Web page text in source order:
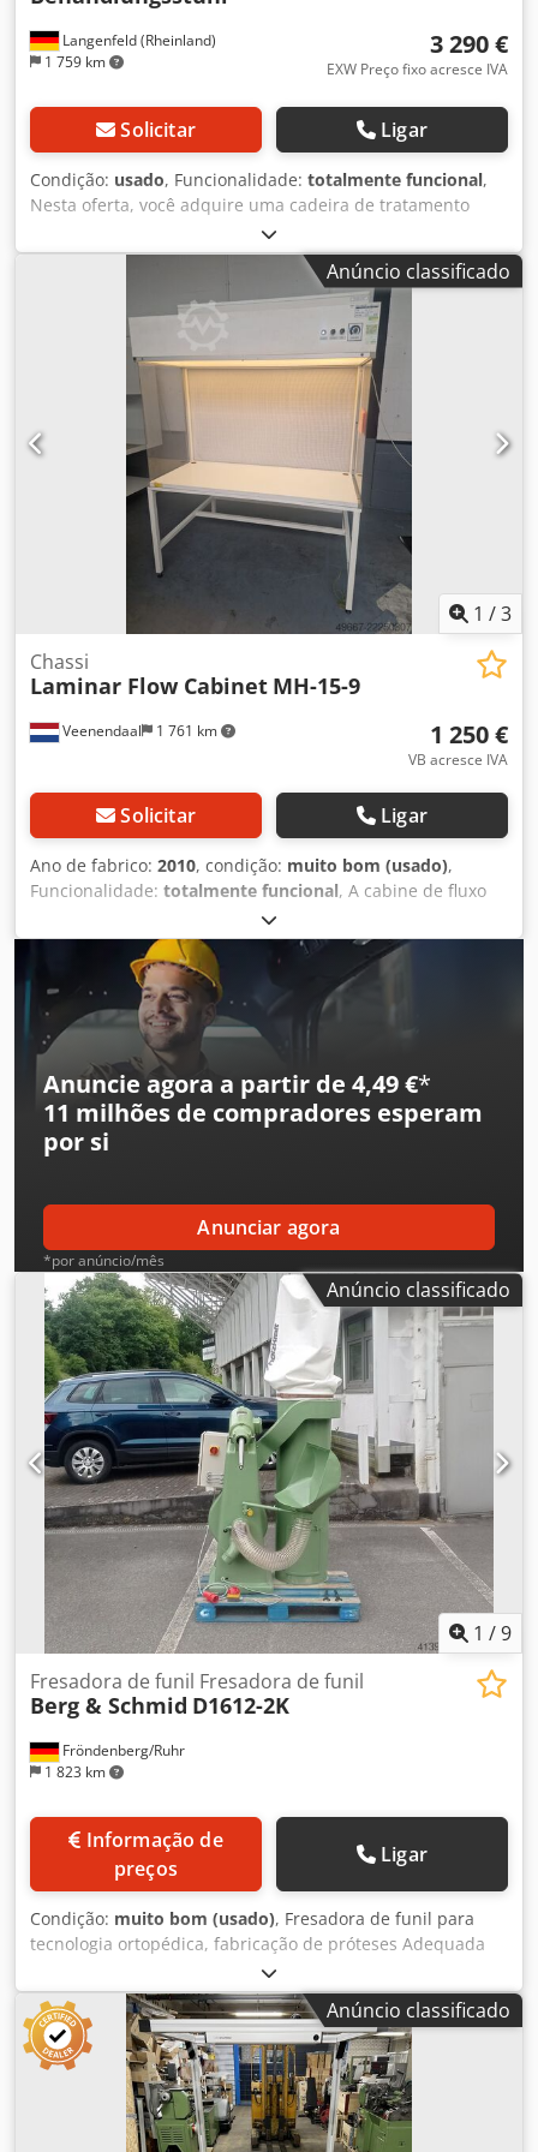
Langenfeld (Rheinland)
1 759 km
3 290 €
EXW Preço fixo acresce IVA
Solicitar Ligar
Condição: usado, Funcionalidade: totalmente funcional,
Nesta oferta, você adquire uma cadeira de tratamento
usada "Coburg Exaflex 6126" Objeto de venda: 1 x Coburg
Exaflex 6126 Condição: Este anúncio refere-se a um
equipamento usado, que pode apresentar sinais de uso
(pequenos riscos ou amarelamento). O equipamento foi
testado quanto à sua funcionalidade. Embalagem e envio:
Você pode agendar uma visita para inspecionar o
equipamento durante nosso horário comercial. Por favor,
marque uma visita! Embalagem marítima e envio mundial
disponíveis mediante solicitação! Dkjdsx S E I Ropfx Ak Eor
Antes do envio ou recolha, um teste funcional em vídeo
será realizado para você. Para mais informações, entre em
contato diretamente conosco.
Anúncio classificado
1 /3
Veenendaal 1 761 km
Chassi
Laminar Flow Cabinet MH-15-9
1 250 €
VB acresce IVA
Solicitar Ligar
Ano de fabrico: 2010, condição: muito bom (usado),
Funcionalidade: totalmente funcional, A cabine de fluxo
estava em uma sala limpa Modelo Parâmetros BBS-H1300
BBS-H1800 Dimensões externas (L*A*P) 1300*820*2040
mm 1800*820*2070 mm Dksdpfxozia Idj Ak Ejr Fonte de
energia AC 220V±10% AC 110V±10% Frequência 50 Hz 60Hz
Consumo 400W 500 W Velocidade do fluxo de ar 0,3～0,5
m/s Consumo da lâmpada UV 30W*1 30W*1 Consumo da
lâmpada fluorescente 12W (LED)*1 16W (LED)*2 Filtro HEPA
eficiência de 99,999% a 0,3 µm Ruído ≤65dB
Anuncie agora a partir de 4,49 €*
11 milhões de compradores esperam
por si
Anunciar agora
*por anúncio/mês
Anúncio classificado
1 /9
Fröndenberg/Ruhr
1 823 km
Fresadora de funil Fresadora de funil
Berg & Schmid D1612-2K
preços
Ligar
Condição: muito bom (usado), Fresadora de funil para
tecnologia ortopédica, fabricação de próteses Adequada
para a produção precisa e simples (lixamento, fresagem)
de próteses ou outros trabalhos ortopédicos. Velocidade
do fuso: 2800 rpm Potência do motor: 1,5 kW Dsdpfx Ajy
Daqwjk Eekr Funil de extração ajustável, mangueira de
extração nova Bom estado técnico, a máquina está
parcialmente revisada tecnicamente e recém-pintada.
Anúncio classificado